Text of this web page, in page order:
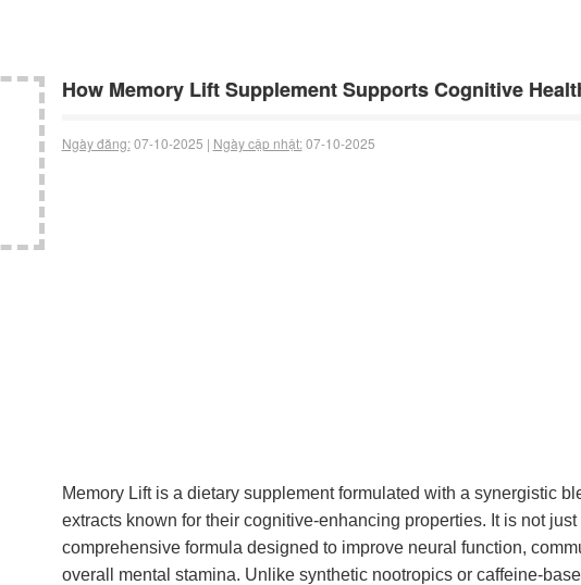
How Memory Lift Supplement Supports Cognitive
Ngày đăng:07-10-2025 | Ngày cập nhật:07-10-2025
Memory Lift is a dietary supplement formulated with a synergistic
extracts known for their cognitive-enhancing properties. It is not
comprehensive formula designed to improve neural function,
overall mental stamina. Unlike synthetic nootropics or caffeine-